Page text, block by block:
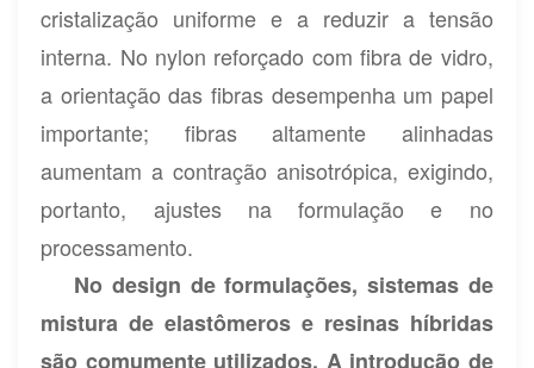
cristalização uniforme e a reduzir a tensão
interna. No nylon reforçado com fibra de vidro,
a orientação das fibras desempenha um papel
importante; fibras altamente alinhadas
aumentam a contração anisotrópica, exigindo,
portanto, ajustes na formulação e no
processamento.
No design de formulações, sistemas de
mistura de elastômeros e resinas híbridas
são comumente utilizados. A introdução de